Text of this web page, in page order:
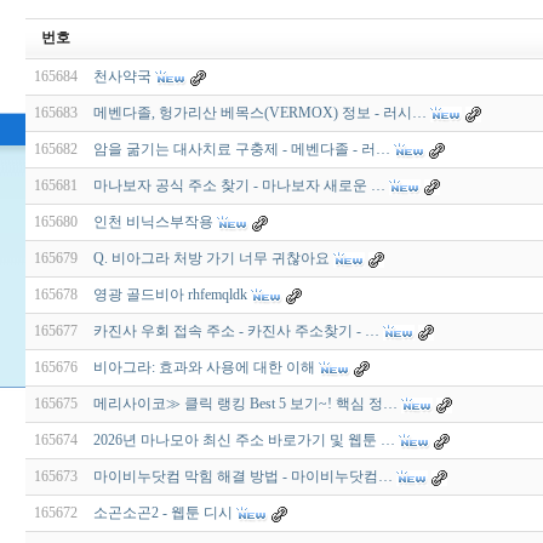
번호
165684 천사약국
165683 메벤다졸, 헝가리산 베목스(VERMOX) 정보 - 러시…
165682 암을 굶기는 대사치료 구충제 - 메벤다졸 - 러…
165681 마나보자 공식 주소 찾기 - 마나보자 새로운 …
165680 인천 비닉스부작용
165679 Q. 비아그라 처방 가기 너무 귀찮아요
165678 영광 골드비아 rhfemqldk
165677 카진사 우회 접속 주소 - 카진사 주소찾기 - …
165676 비아그라: 효과와 사용에 대한 이해
165675 메리사이코≫ 클릭 랭킹 Best 5 보기~! 핵심 정…
165674 2026년 마나모아 최신 주소 바로가기 및 웹툰 …
165673 마이비누닷컴 막힘 해결 방법 - 마이비누닷컴…
165672 소곤소곤2 - 웹툰 디시